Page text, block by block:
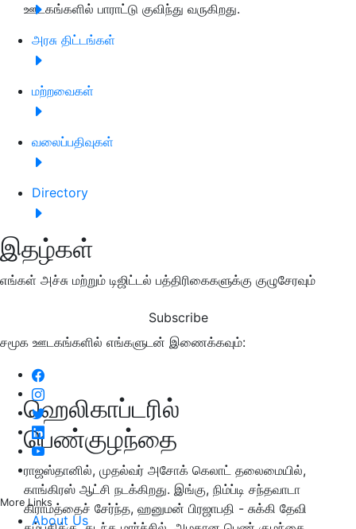
அரசு திட்டங்கள்
மற்றவைகள்
வலைப்பதிவுகள்
Directory
இதழ்கள்
எங்கள் அச்சு மற்றும் டிஜிட்டல் பத்திரிகைகளுக்கு குழுசேரவும்
Subscribe
சமூக ஊடகங்களில் எங்களுடன் இணைக்கவும்:
More Links
About Us
ஊடகங்களில் பாராட்டு குவிந்து வருகிறது.
ஹெலிகாப்டரில்
பெண்குழந்தை
ராஜஸ்தானில், முதல்வர் அசோக் கெலாட் தலைமையில்,
காங்கிரஸ் ஆட்சி நடக்கிறது. இங்கு, நிம்ப்டி சந்தவாடா
கிராமத்தைச் சேர்ந்த, ஹனுமன் பிரஜாபதி - சுக்கி தேவி